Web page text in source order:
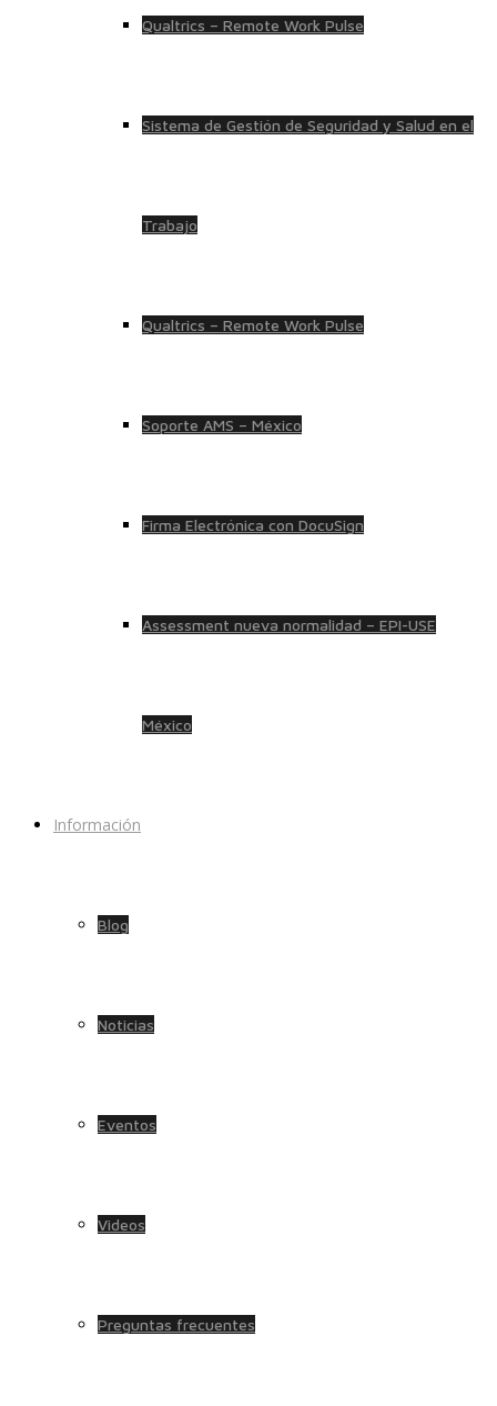
Qualtrics – Remote Work Pulse
Sistema de Gestión de Seguridad y Salud en el
Trabajo
Qualtrics – Remote Work Pulse
Soporte AMS – México
Firma Electrónica con DocuSign
Assessment nueva normalidad – EPI-USE
México
Información
Blog
Noticias
Eventos
Videos
Preguntas frecuentes